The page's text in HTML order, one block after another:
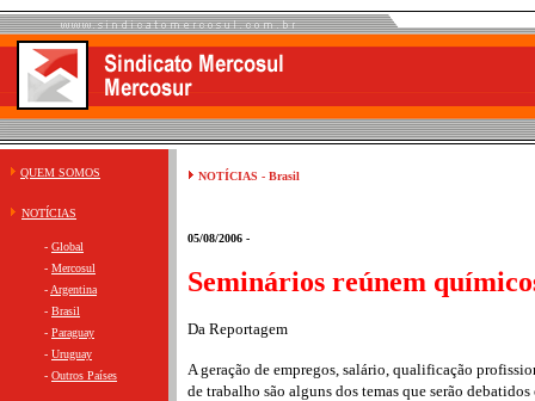
QUEM SOMOS
NOTÍCIAS
- Global
- Mercosul
- Argentina
- Brasil
- Paraguay
- Uruguay
- Outros Países
NOTÍCIAS - Brasil
05/08/2006 -
Seminários reúnem
Da Reportagem
A geração de empregos, salário, qualificação
de trabalho são alguns dos temas que serão debatidos